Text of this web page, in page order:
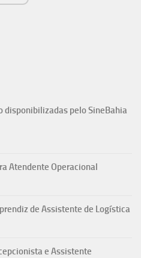
disponibilizadas pelo SineBahia
Atendente Operacional
de Assistente de Logística
e Assistente